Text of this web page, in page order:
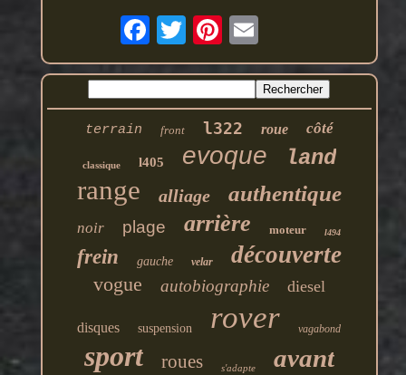
terrain front l322 roue côté
classique l405 evoque land
range alliage authentique
noir plage arrière moteur l494
frein gauche velar découverte
vogue autobiographie diesel
disques suspension rover vagabond
sport roues s'adapte avant